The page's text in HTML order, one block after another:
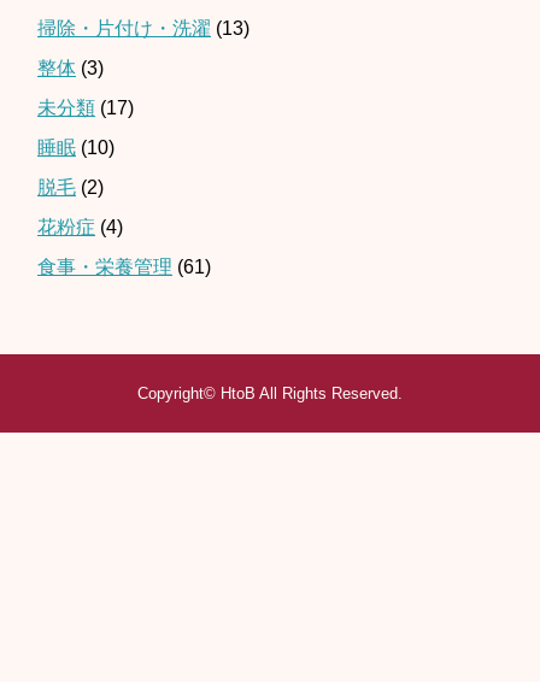
掃除・片付け・洗濯 (13)
整体 (3)
未分類 (17)
睡眠 (10)
脱毛 (2)
花粉症 (4)
食事・栄養管理 (61)
Copyright© HtoB All Rights Reserved.